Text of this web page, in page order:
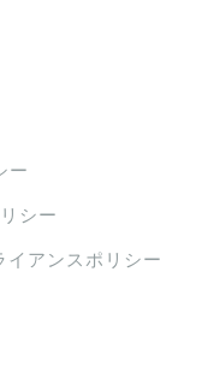
ー
シー
イアンスポリシー